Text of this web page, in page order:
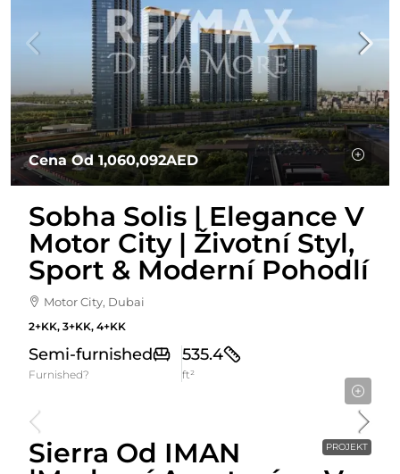
Cena Od1,060,092AED
Sobha Solis | Elegance V
Motor City | Životní Styl,
Sport & Moderní Pohodlí
Motor City, Dubai
2+KK, 3+KK, 4+KK
Semi-furnished
Furnished?
535.4
ft²
PROJEKT
Sierra Od IMAN